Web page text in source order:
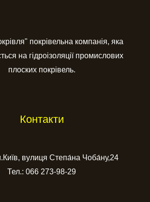
покрівельна компанія, яка
на гідроізоляції промислових
плоских покрівель.
Контакти
вулиця Степа́на Чоба́ну,24
Тел.: 066 273-98-29